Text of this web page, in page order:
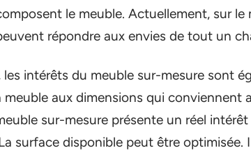
le meuble. Actuellement, sur le
répondre aux envies de tout un
les intérêts du meuble sur-mesure sont
aux dimensions qui conviennent
sur-mesure présente un réel intérêt
surface disponible peut être optimisée.